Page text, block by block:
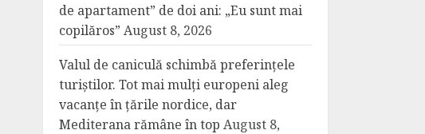
de apartament” de doi ani: „Eu sunt mai
copilăros” August 8, 2026
Valul de caniculă schimbă preferințele
turiștilor. Tot mai mulți europeni aleg
vacanțe în țările nordice, dar
Mediterana rămâne în top August 8,